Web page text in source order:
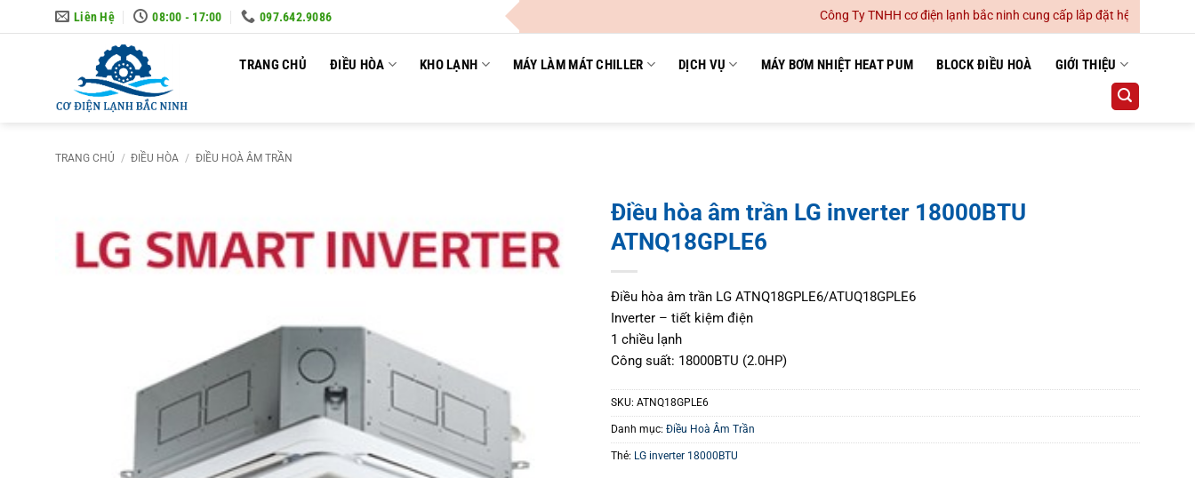
to
Liên Hệ 08:00 - 17:00 097.642.9086 Công Ty TNHH cơ điện lạnh bắc ninh cung cấp lắp đặt hệ thống điều hoà
TRANG CHỦ ĐIỀU HÒA KHO LẠNH MÁY LÀM MÁT CHILLER DỊCH VỤ MÁY BƠM NHIỆT HEAT PUM BLOCK ĐIỀU HOÀ GIỚI THIỆU
TRANG CHỦ / ĐIỀU HÒA / ĐIỀU HOÀ ÂM TRẦN
Điều hòa âm trần LG inverter 18000BTU
ATNQ18GPLE6
Điều hòa âm trần LG ATNQ18GPLE6/ATUQ18GPLE6
Inverter – tiết kiệm điện
1 chiều lạnh
Công suất: 18000BTU (2.0HP)
SKU: ATNQ18GPLE6
Danh mục: Điều Hoà Âm Trần
Thẻ: LG inverter 18000BTU